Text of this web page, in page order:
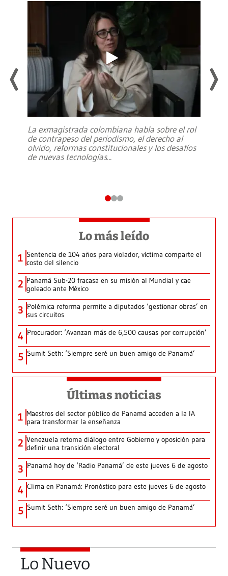
La exmagistrada colombiana habla sobre el rol
de contrapeso del periodismo, el derecho al
olvido, reformas constitucionales y los desafíos
de nuevas tecnologías...
Lo más leído
1 Sentencia de 104 años para violador, víctima comparte el
costo del silencio
2 Panamá Sub-20 fracasa en su misión al Mundial y cae
goleado ante México
3 Polémica reforma permite a diputados ‘gestionar obras’ en
sus circuitos
4 Procurador: ‘Avanzan más de 6,500 causas por corrupción’
5 Sumit Seth: ‘Siempre seré un buen amigo de Panamá’
Últimas noticias
1 Maestros del sector público de Panamá acceden a la IA
para transformar la enseñanza
2 Venezuela retoma diálogo entre Gobierno y oposición para
definir una transición electoral
3 Panamá hoy de ‘Radio Panamá’ de este jueves 6 de agosto
4 Clima en Panamá: Pronóstico para este jueves 6 de agosto
5 Sumit Seth: ‘Siempre seré un buen amigo de Panamá’
Lo Nuevo